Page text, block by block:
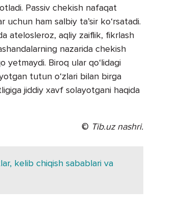
Passiv chekish nafaqat
ham salbiy ta’sir ko‘rsatadi.
atelosleroz, aqliy zaiflik, fikrlash
nazarida chekish
yetmaydi. Biroq ular qo‘lidagi
tutun o‘zlari bilan birga
jiddiy xavf solayotgani haqida
© Tib.uz nashri.
kelib chiqish sabablari va